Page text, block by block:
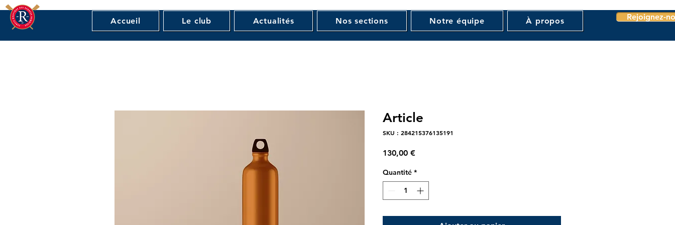
Accueil Le club Actualités Nos sections Notre équipe À propos Rejoignez-
Article
SKU : 284215376135191
130,00 €Prix
Quantité *